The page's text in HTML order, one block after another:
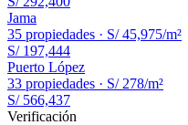
Jama
35 propiedades · S/ 45,975/m²
S/ 197,444
Puerto López
33 propiedades · S/ 278/m²
S/ 566,437
Verificación